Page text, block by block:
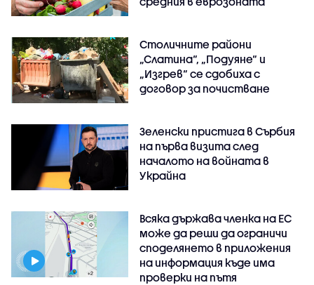
Столичните райони
„Слатина“, „Подуяне“ и
„Изгрев“ се сдобиха с
договор за почистване
Зеленски пристига в Сърбия
на първа визита след
началото на войната в
Украйна
Всяка държава членка на ЕС
може да реши да ограничи
споделянето в приложения
на информация къде има
проверки на пътя